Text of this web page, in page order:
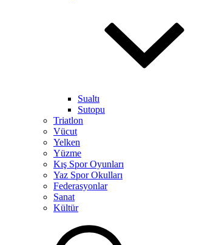
Sualtı
Sutopu
Triatlon
Vücut
Yelken
Yüzme
Kış Spor Oyunları
Yaz Spor Okulları
Federasyonlar
Sanat
Kültür